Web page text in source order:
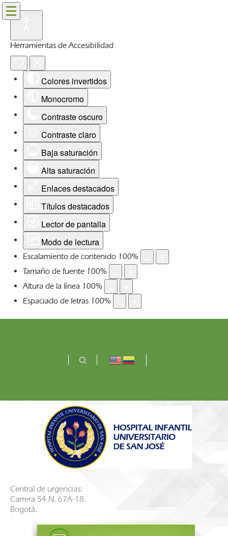
Herramientas de Accesibilidad
Colores invertidos
Monocromo
Contraste oscuro
Contraste claro
Baja saturación
Alta saturación
Enlaces destacados
Títulos destacados
Lector de pantalla
Modo de lectura
Escalamiento de contenido 100%
Tamaño de fuente 100%
Altura de la línea 100%
Espaciado de letras 100%
Central de urgencias:
Carrera 54 N. 67A-18.
Bogotá.